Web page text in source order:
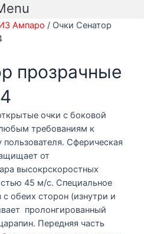
Ампаро / Очки Сенатор
прозрачные
очки с боковой
требованиям к
Сферическая
от
высокрскоростных
45 м/с. Специальное
обеих сторон (изнутри и
пролонгированный
Передняя часть